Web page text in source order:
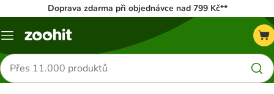
Doprava zdarma při objednávce nad 799 Kč**
Menu
Hledat
produkty